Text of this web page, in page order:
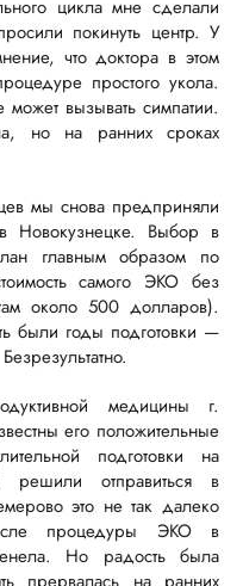
цикла мне сделали
покинуть центр. У
что доктора в этом
простого укола.
вызывать симпатии.
но на ранних сроках
мы снова предприняли
Новокузнецке. Выбор в
главным образом по
самого ЭКО без
около 500 долларов).
были годы подготовки —
медицины г.
его положительные
подготовки на
отправиться в
это не так далеко
процедуры ЭКО в
Но радость была